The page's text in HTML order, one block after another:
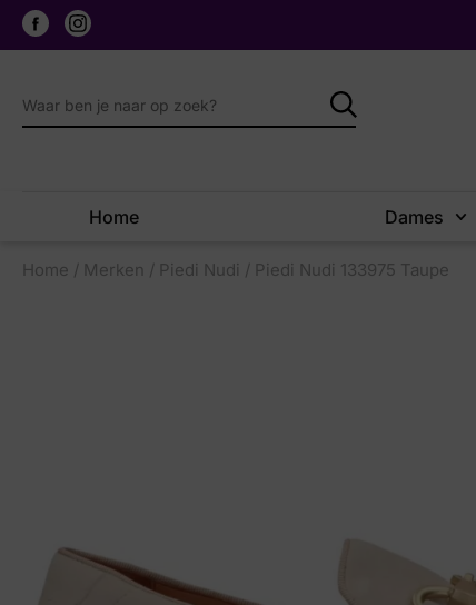
Home Dames
Home / Merken / Piedi Nudi / Piedi Nudi 133975 Taupe